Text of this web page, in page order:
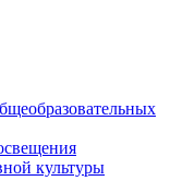
культуры